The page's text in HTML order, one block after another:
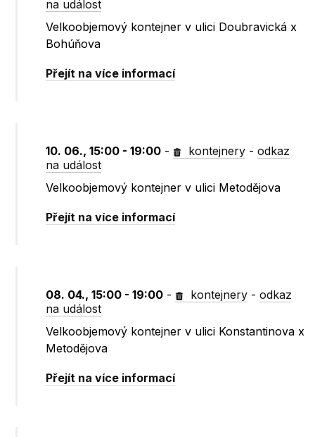
na událost
Velkoobjemový kontejner v ulici Doubravická x
Bohúňova
Přejít na více informací
10. 06., 15:00 - 19:00 - kontejnery -odkaz
na událost
Velkoobjemový kontejner v ulici Metodějova
Přejít na více informací
08. 04., 15:00 - 19:00 - kontejnery -odkaz
na událost
Velkoobjemový kontejner v ulici Konstantinova x
Metodějova
Přejít na více informací